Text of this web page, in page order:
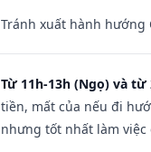
Tránh xuất hành hướng
Từ 11h-13h (Ngọ) và từ
tiền, mất của nếu đi
nhưng tốt nhất làm việc